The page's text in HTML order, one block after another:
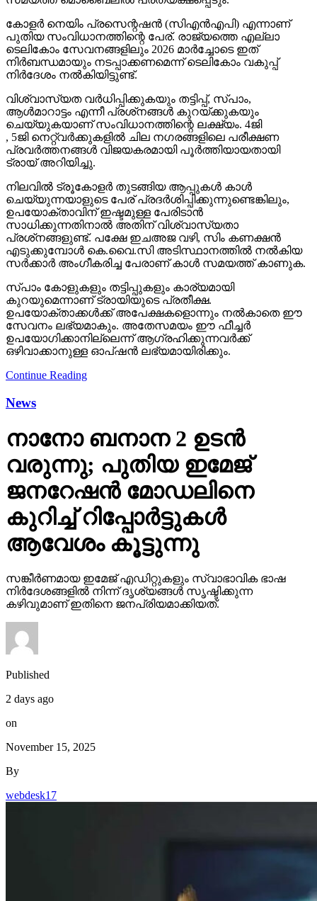
കോളര്‍ നെയിം പ്രസെന്റഷന്‍ (സിഎന്‍എപി) എന്നാണ്
പുതിയ സംവിധാനത്തിന്റെ പേര്. രാജ്യത്തെ എല്ലാ
ടെലികോം സേവനങ്ങളിലും 2026 മാര്‍ച്ചോടെ ഇത്
നിര്‍ബന്ധമായും നടപ്പാക്കണമെന്ന് ടെലികോം വകുപ്പ്
നിര്‍ദേശം നല്‍കിയിട്ടുണ്ട്.
വിശ്വാസ്യത വര്‍ധിപ്പിക്കുകയും തട്ടിപ്പ്, സ്പാം,
ആള്‍മാറാട്ടം എന്നീ പ്രശ്‌നങ്ങള്‍ കുറയ്ക്കുകയും
ചെയ്യുകയാണ് സംവിധാനത്തിന്റെ ലക്ഷ്യം. 4ജി
, 5ജി നെറ്റ്വര്‍ക്കുകളില്‍ ചില നഗരങ്ങളിലെ പരീക്ഷണ
പ്രവര്‍ത്തനങ്ങള്‍ വിജയകരമായി പൂര്‍ത്തിയായതായി
ട്രായ് അറിയിച്ചു.
നിലവില്‍ ട്രൂകോളര്‍ തുടങ്ങിയ ആപ്പുകള്‍ കാള്‍
ചെയ്യുന്നയാളുടെ പേര് പ്രദര്‍ശിപ്പിക്കുന്നുണ്ടെങ്കിലും,
ഉപയോക്താവിന് ഇഷ്ടമുള്ള പേരിടാന്‍
സാധിക്കുന്നതിനാല്‍ അതിന് വിശ്വാസ്യതാ
പ്രശ്‌നങ്ങളുണ്ട്. പക്ഷേ ഇചഅജ വഴി, സിം കണക്ഷന്‍
എടുക്കുമ്പോള്‍ കെ.വൈ.സി അടിസ്ഥാനത്തില്‍ നല്‍കിയ
സര്‍ക്കാര്‍ അംഗീകരിച്ച പേരാണ് കാള്‍ സമയത്ത് കാണുക.
സ്പാം കോളുകളും തട്ടിപ്പുകളും കാര്യമായി
കുറയുമെന്നാണ് ട്രായിയുടെ പ്രതീക്ഷ.
ഉപയോക്താക്കള്‍ക്ക് അപേക്ഷകളൊന്നും നല്‍കാതെ ഈ
സേവനം ലഭ്യമാകും. അതേസമയം ഈ ഫീച്ചര്‍
ഉപയോഗിക്കാനില്ലെന്ന് ആഗ്രഹിക്കുന്നവര്‍ക്ക്
ഒഴിവാക്കാനുള്ള ഓപ്ഷന്‍ ലഭ്യമായിരിക്കും.
Continue Reading
News
നാനോ ബനാന 2 ഉടന്‍
വരുന്നു; പുതിയ ഇമേജ്
ജനറേഷന്‍ മോഡലിനെ
കുറിച്ച് റിപ്പോര്‍ട്ടുകള്‍
ആവേശം കൂട്ടുന്നു
സങ്കീര്‍ണമായ ഇമേജ് എഡിറ്റുകളും സ്വാഭാവിക ഭാഷ
നിര്‍ദേശങ്ങളില്‍ നിന്ന് ദൃശ്യങ്ങള്‍ സൃഷ്ടിക്കുന്ന
കഴിവുമാണ് ഇതിനെ ജനപ്രിയമാക്കിയത്.
Published
2 days ago
on
November 15, 2025
By
webdesk17